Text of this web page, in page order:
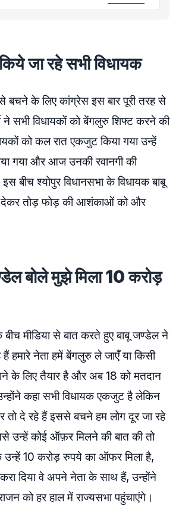
जा रहे सभी विधायक
बचने के लिए कांग्रेस इस बार पूरी तरह से
ने सभी विधायकों को बेंगलुरु शिफ्ट करने की
को कल रात एकजुट किया गया उन्हें
गया और आज उनकी रवानगी की
बीच श्योपुर विधानसभा के विधायक बाबू
तोड़ फोड़ की आशंकाओं को और
बोले मुझे मिला 10 करोड़
बीच मीडिया से बात करते हुए बाबू जण्डेल ने
हमारे नेता हमें बेंगलुरु ले जाएँ या किसी
के लिए तैयार है और अब 18 को मतदान
कहा सभी विधायक एकजुट है लेकिन
दे रहे हैं इससे बचने हम लोग दूर जा रहे
उन्हें कोई ऑफ़र मिलने की बात की तो
उन्हें 10 करोड़ रुपये का ऑफर मिला है,
दिया वे अपने नेता के साथ हैं, उन्होंने
को हर हाल में राज्यसभा पहुंचाएंगे।